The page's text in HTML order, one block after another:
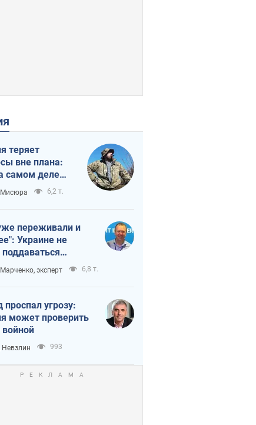
теряет
вне плана:
самом деле
темп войны
Мисюра 6,2 т.
переживали и
Украине не
поддаваться
из-за
террора
эксперт 6,8 т.
проспал угрозу:
может проверить
993